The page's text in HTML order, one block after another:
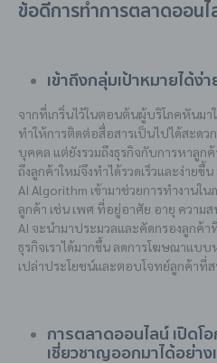
ข้อดีการทำการตลาดออนไ
เข้าถึงกลุ่มเป้าหมายได้ง่
จากที่เกริ่นไว้ในตอนต้นผู้บริโภคหันมา
ทำให้การติดต่อสื่อสารเป็นไปได้สะดว
บุคคล แต่ยังรวมถึงธุรกิจกับการหาลูก
ถึงลูกค้าใหม่จึงทำได้รวดเร็วและง่ายขึ้
AI Algorithm เข้ามาช่วยการทำงาน
ลูกค้า เช่น เพศ ที่อยู่อาศัย อายุ ความ
AI จะนำมาประมวลและคัดกรองลูกค้
ธุรกิจเราได้มากขึ้น ลดการโฆษณาแบ
เปล่าประโยชน์และตอบโจทย์ลูกค้าที่
การตลาดออนไลน์ เปิดโ
เชี่ยวชาญออกมาได้อย่าง